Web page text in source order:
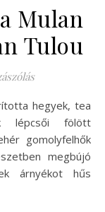
Mulan
Tulou
lépcsői fölött
gomolyfelhők
megbújó
árnyékot hűs